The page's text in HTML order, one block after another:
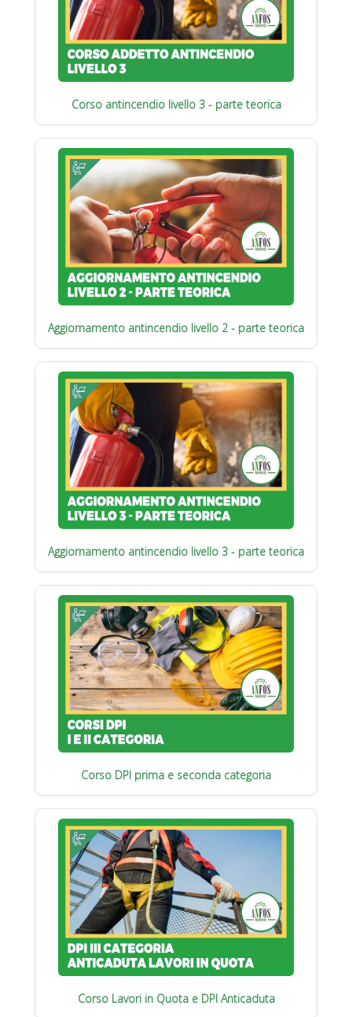
Corso antincendio livello 3 - parte teorica
Aggiornamento antincendio livello 2 - parte teorica
Aggiornamento antincendio livello 3 - parte teorica
Corso DPI prima e seconda categoria
Corso Lavori in Quota e DPI Anticaduta